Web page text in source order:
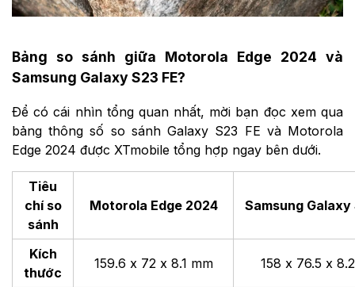
Bảng so sánh giữa Motorola Edge 2024 và
Samsung Galaxy S23 FE?
Để có cái nhìn tổng quan nhất, mời bạn đọc xem qua
bảng thông số so sánh Galaxy S23 FE và Motorola
Edge 2024 được XTmobile tổng hợp ngay bên dưới.
Tiêu
chí so
sánh
Motorola Edge 2024 Samsung Galaxy
Kích
thước
159.6 x 72 x 8.1 mm 158 x 76.5 x